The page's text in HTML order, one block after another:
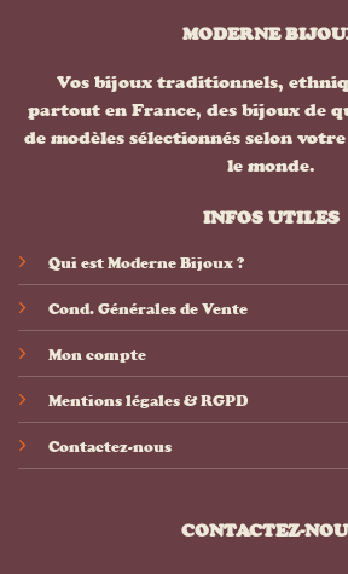
MODERNE
Vos bijoux traditionnels,
partout en France, des bijoux de
de modèles sélectionnés selon
le monde.
INFOS UTILES
Qui est Moderne Bijoux ?
Cond. Générales de Vente
Mon compte
Mentions légales & RGPD
Contactez-nous
CONTACTEZ-